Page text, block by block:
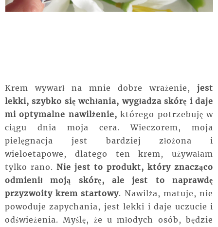
Krem wywarł na mnie dobre wrażenie, jest
lekki, szybko się wchłania, wygładza skórę i daje
mi optymalne nawilżenie, którego potrzebuję w
ciągu dnia moja cera. Wieczorem, moja
pielęgnacja jest bardziej złożona i
wieloetapowe, dlatego ten krem, używałam
tylko rano. Nie jest to produkt, który znacząco
odmienił moją skórę, ale jest to naprawdę
przyzwoity krem startowy. Nawilża, matuje, nie
powoduje zapychania, jest lekki i daje uczucie i
odświeżenia. Myślę, że u młodych osób, będzie